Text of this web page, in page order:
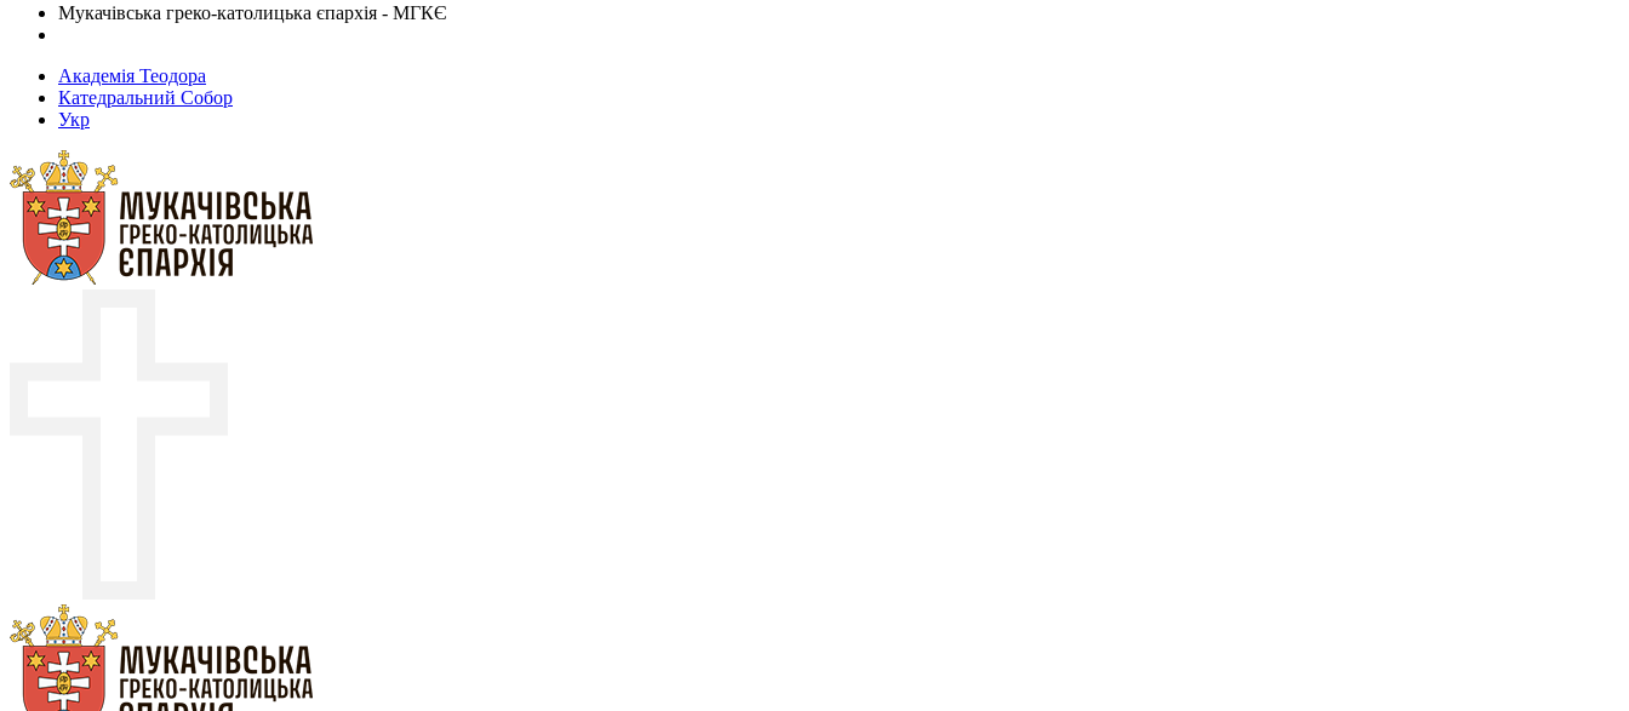
Мукачівська греко-католицька єпархія - МГКЄ
Академія Теодора
Катедральний Собор
Укр